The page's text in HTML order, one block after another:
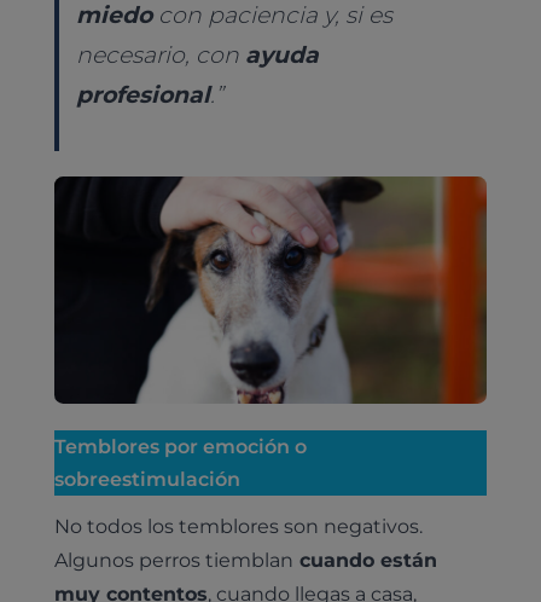
miedocon paciencia y, si es
necesario, con ayuda
profesional. ”
Temblores por emoción o
sobreestimulación
No todos los temblores son negativos.
Algunos perros tiemblan cuando están
muy contentos, cuando llegas a casa,